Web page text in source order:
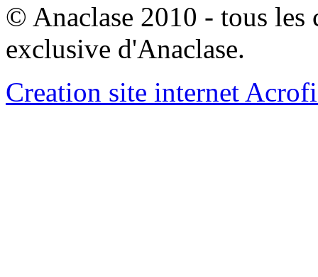
© Anaclase 2010 - tous les
exclusive d'Anaclase.
Creation site internet